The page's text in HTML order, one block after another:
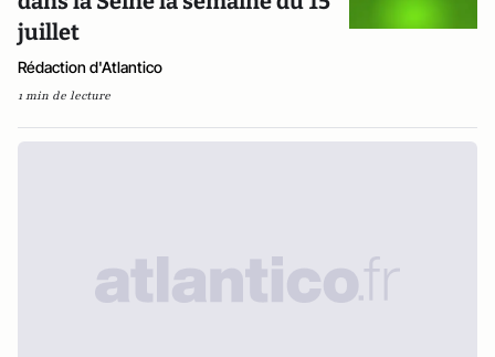
juillet
Rédaction d'Atlantico
1 min de lecture